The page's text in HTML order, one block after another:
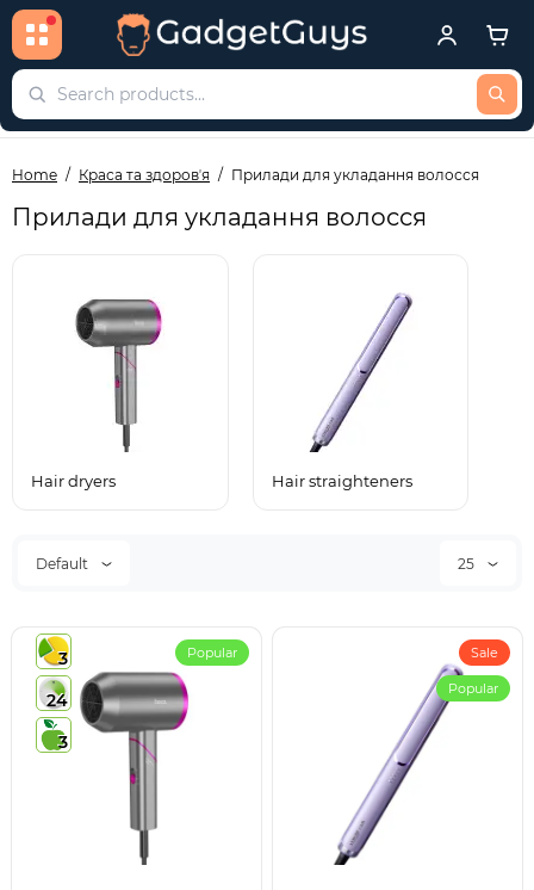
Home Краса та здоровʼя Прилади для укладання волосся
Прилади для укладання волосся
Hair dryers Hair straighteners
Default 25
3
24
3
Popular Sale
Popular